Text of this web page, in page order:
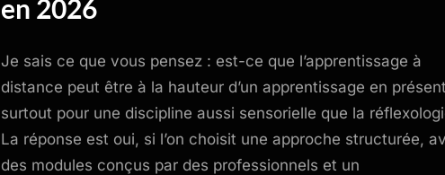
en 2026
Je sais ce que vous pensez : est-ce que l’apprentissage à
distance peut être à la hauteur d’un apprentissage en
surtout pour une discipline aussi sensorielle que la
La réponse est oui, si l’on choisit une approche structurée,
des modules conçus par des professionnels et un